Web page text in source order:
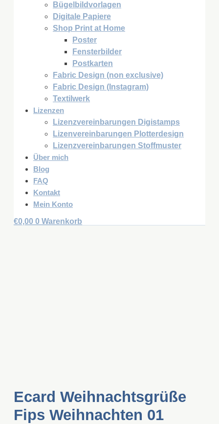
Bügelbildvorlagen
Digitale Papiere
Shop Print at Home
Poster
Fensterbilder
Postkarten
Fabric Design (non exclusive)
Fabric Design (Instagram)
Textilwerk
Lizenzen
Lizenzvereinbarungen Digistamps
Lizenvereinbarungen Plotterdesign
Lizenzvereinbarungen Stoffmuster
Über mich
Blog
FAQ
Kontakt
Mein Konto
€0,00 0 Warenkorb
Ecard Weihnachtsgrüße
Fips Weihnachten 01